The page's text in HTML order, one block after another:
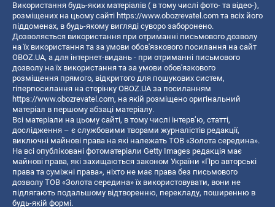
Використання будь-яких матеріалів ( в тому числі фото- та відео-),
розміщених на цьому сайті https://www.obozrevatel.com та всіх його
піддоменах, в будь-якому вигляді суворо заборонено.
Дозволяється використання при отриманні письмового дозволу
на їх використання та за умови обов'язкового посилання на сайт
OBOZ.UA, а для інтернет-видань - при отриманні письмового
дозволу на їх використання та за умови обов'язкового
розміщення прямого, відкритого для пошукових систем,
гіперпосилання на сторінку OBOZ.UA за посиланням
https://www.obozrevatel.com, на якій розміщено оригінальний
матеріал в першому абзаці матеріалу.
Всі матеріали на цьому сайті, в тому числі інтерв’ю, статті,
дослідження – є службовими творами журналістів редакції,
виключні майнові права на які належать ТОВ «Золота середина».
На всі опубліковані фотоматеріали Getty Images редакція має
майнові права, які захищаються законом України «Про авторські
права та суміжні права», ніхто не має права без письмового
дозволу ТОВ «Золота середина» їх використовувати, вони не
підлягають подальшому відтворенню, перекладу, поширенню в
будь-якій формі.